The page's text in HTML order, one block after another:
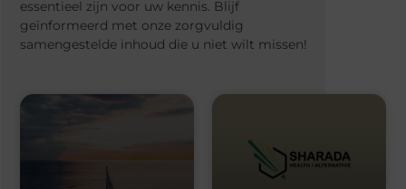
essentieel zijn voor uw kennis. Blijf
geïnformeerd met onze zorgvuldig
samengestelde inhoud die u niet wilt missen!